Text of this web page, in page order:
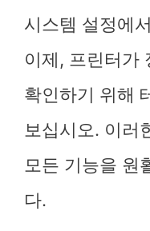
시스템 설정에
이제, 프린터가
확인하기 위해
보십시오. 이러
모든 기능을 원
다.